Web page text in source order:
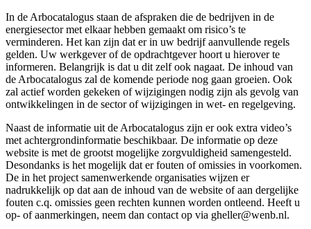
In de Arbocatalogus staan de afspraken die de bedrijven in de
energiesector met elkaar hebben gemaakt om risico’s te
verminderen. Het kan zijn dat er in uw bedrijf aanvullende regels
gelden. Uw werkgever of de opdrachtgever hoort u hierover te
informeren. Belangrijk is dat u dit zelf ook nagaat. De inhoud van
de Arbocatalogus zal de komende periode nog gaan groeien. Ook
zal actief worden gekeken of wijzigingen nodig zijn als gevolg van
ontwikkelingen in de sector of wijzigingen in wet- en regelgeving.
Naast de informatie uit de Arbocatalogus zijn er ook extra video’s
met achtergrondinformatie beschikbaar. De informatie op deze
website is met de grootst mogelijke zorgvuldigheid samengesteld.
Desondanks is het mogelijk dat er fouten of omissies in voorkomen.
De in het project samenwerkende organisaties wijzen er
nadrukkelijk op dat aan de inhoud van de website of aan dergelijke
fouten c.q. omissies geen rechten kunnen worden ontleend. Heeft u
op- of aanmerkingen, neem dan contact op via gheller@wenb.nl.